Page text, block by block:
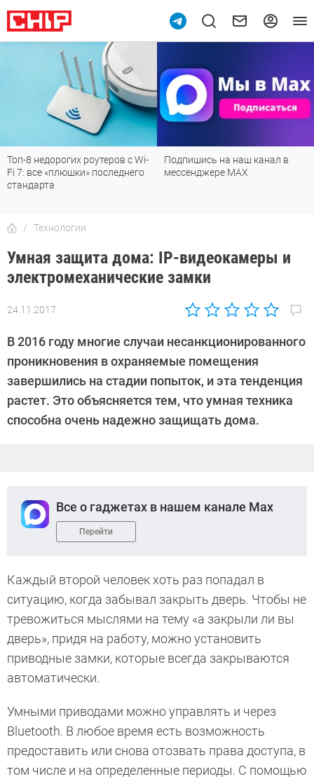
Подпишись на наш канал в
мессенджере МАХ
Рейтинг телевизоров 2026:
лучшие модели для гостиной,
Технологии
Умная защита дома: IP-видеокамеры и
электромеханические замки
24.11.2017
Автор:
Suslov
В 2016 году многие случаи несанкционированного
проникновения в охраняемые помещения
завершились на стадии попыток, и эта тенденция
растет. Это объясняется тем, что умная техника
способна очень надежно защищать дома.
Все о гаджетах в нашем канале Max
Перейти
Каждый второй человек хоть раз попадал в
ситуацию, когда забывал закрыть дверь. Чтобы не
тревожиться мыслями на тему «а закрыли ли вы
дверь», придя на работу, можно установить
приводные замки, которые всегда закрываются
автоматически.
Умными приводами можно управлять и через
Bluetooth. В любое время есть возможность
предоставить или снова отозвать права доступа, в
том числе и на определенные периоды. С помощью